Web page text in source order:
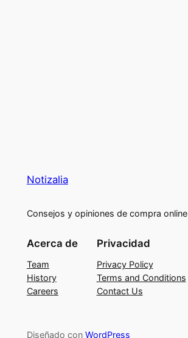
Notizalia
Consejos y opiniones de compra online
Acerca de
Team
History
Careers
Privacidad
Privacy Policy
Terms and Conditions
Contact Us
Diseñado con WordPress